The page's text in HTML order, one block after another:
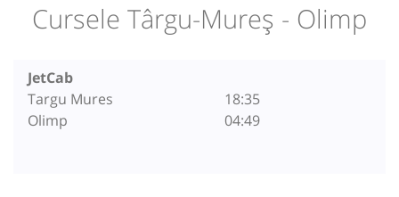
Cursele Târgu-Mureș - Olimp
JetCab
Targu Mures
Olimp
18:35
04:49